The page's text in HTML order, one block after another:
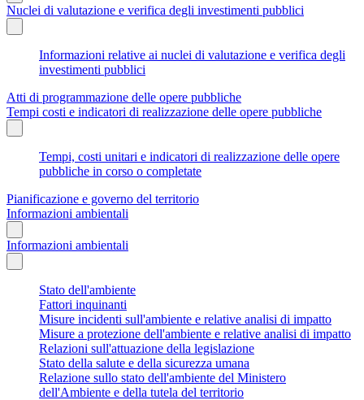
Nuclei di valutazione e verifica degli investimenti pubblici
Informazioni relative ai nuclei di valutazione e verifica degli
investimenti pubblici
Atti di programmazione delle opere pubbliche
Tempi costi e indicatori di realizzazione delle opere pubbliche
Tempi, costi unitari e indicatori di realizzazione delle opere
pubbliche in corso o completate
Pianificazione e governo del territorio
Informazioni ambientali
Informazioni ambientali
Stato dell'ambiente
Fattori inquinanti
Misure incidenti sull'ambiente e relative analisi di impatto
Misure a protezione dell'ambiente e relative analisi di impatto
Relazioni sull'attuazione della legislazione
Stato della salute e della sicurezza umana
Relazione sullo stato dell'ambiente del Ministero
dell'Ambiente e della tutela del territorio